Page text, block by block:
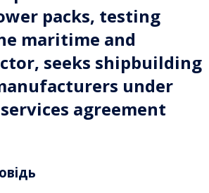
packs, testing
maritime and
seeks shipbuilding
under
agreement